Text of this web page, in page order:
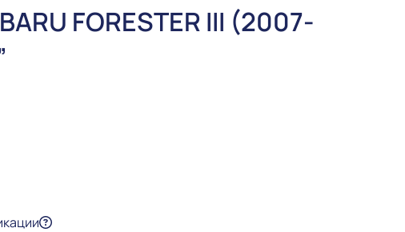
FORESTER III (2007-